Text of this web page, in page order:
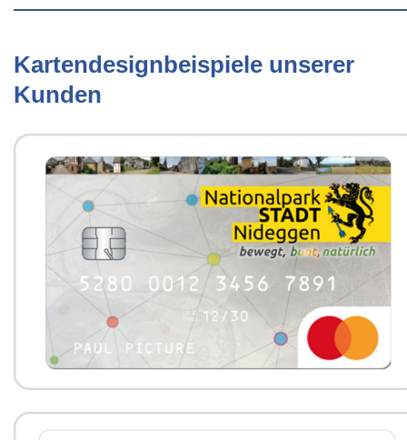
Kartendesignbeispiele unserer
Kunden